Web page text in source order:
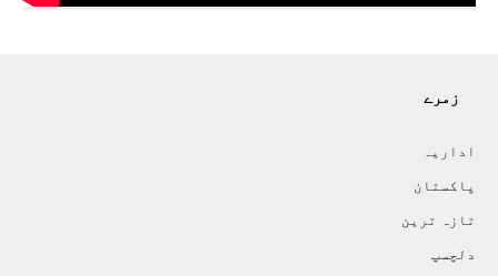
زمرے
اداريہ
پاکستان
تازہ ترين
دلچسپ